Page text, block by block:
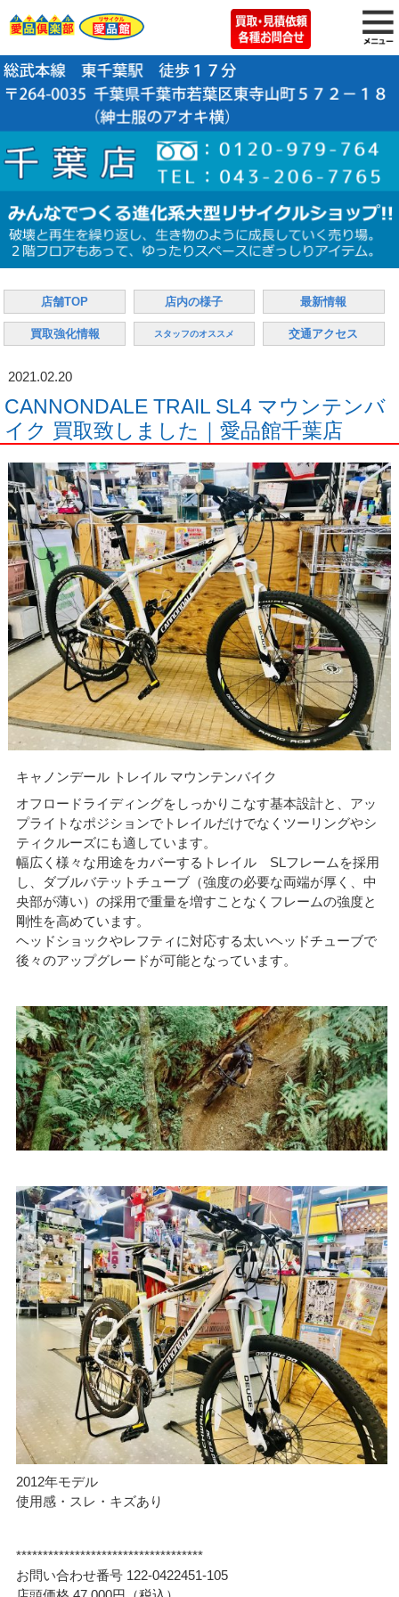
店舗TOP 店内の様子 最新情報
買取強化情報 スタッフのオススメ 交通アクセス
2021.02.20
CANNONDALE TRAIL SL4 マウンテンバ
イク 買取致しました｜愛品館千葉店
キャノンデール トレイル マウンテンバイク
オフロードライディングをしっかりこなす基本設計と、アッ
プライトなポジションでトレイルだけでなくツーリングやシ
ティクルーズにも適しています。
幅広く様々な用途をカバーするトレイル SLフレームを採用
し、ダブルバテットチューブ（強度の必要な両端が厚く、中
央部が薄い）の採用で重量を増すことなくフレームの強度と
剛性を高めています。
ヘッドショックやレフティに対応する太いヘッドチューブで
後々のアップグレードが可能となっています。
2012年モデル
使用感・スレ・キズあり
***********************************
お問い合わせ番号 122-0422451-105